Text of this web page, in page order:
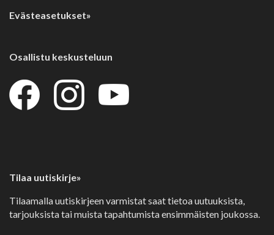
Evästeasetukset»
Osallistu keskusteluun
Tilaa uutiskirje»
Tilaamalla uutiskirjeen varmistat saat tietoa uutuuksista,
tarjouksista tai muista tapahtumista ensimmäisten joukossa.